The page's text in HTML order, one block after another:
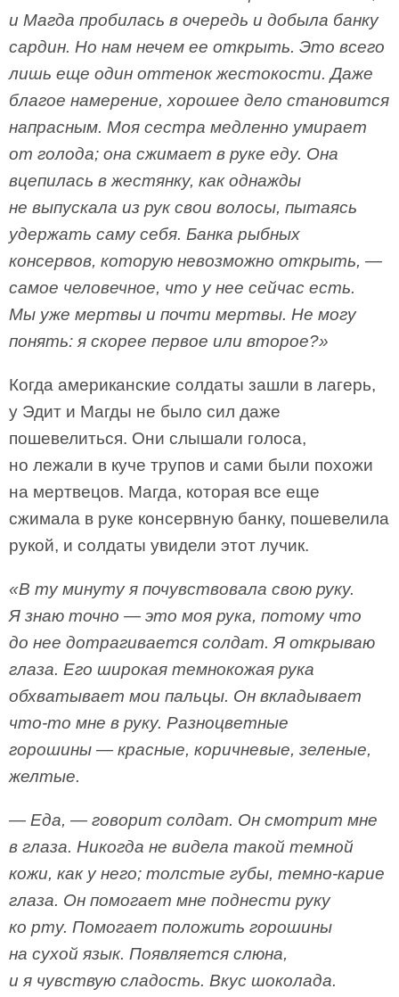
и Магда пробилась в очередь и добыла банку
сардин. Но нам нечем ее открыть. Это всего
лишь еще один оттенок жестокости. Даже
благое намерение, хорошее дело становится
напрасным. Моя сестра медленно умирает
от голода; она сжимает в руке еду. Она
вцепилась в жестянку, как однажды
не выпускала из рук свои волосы, пытаясь
удержать саму себя. Банка рыбных
консервов, которую невозможно открыть, —
самое человечное, что у нее сейчас есть.
Мы уже мертвы и почти мертвы. Не могу
понять: я скорее первое или второе?»
Когда американские солдаты зашли в лагерь,
у Эдит и Магды не было сил даже
пошевелиться. Они слышали голоса,
но лежали в куче трупов и сами были похожи
на мертвецов. Магда, которая все еще
сжимала в руке консервную банку, пошевелила
рукой, и солдаты увидели этот лучик.
«В ту минуту я почувствовала свою руку.
Я знаю точно — это моя рука, потому что
до нее дотрагивается солдат. Я открываю
глаза. Его широкая темнокожая рука
обхватывает мои пальцы. Он вкладывает
что-то мне в руку. Разноцветные
горошины — красные, коричневые, зеленые,
желтые.
— Еда, — говорит солдат. Он смотрит мне
в глаза. Никогда не видела такой темной
кожи, как у него; толстые губы, темно-карие
глаза. Он помогает мне поднести руку
ко рту. Помогает положить горошины
на сухой язык. Появляется слюна,
и я чувствую сладость. Вкус шоколада.